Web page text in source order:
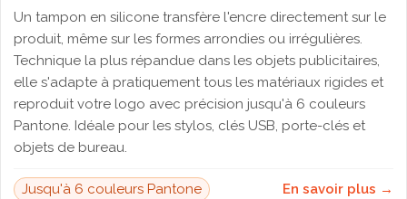
Un tampon en silicone transfère l'encre directement sur le
produit, même sur les formes arrondies ou irrégulières.
Technique la plus répandue dans les objets publicitaires,
elle s'adapte à pratiquement tous les matériaux rigides et
reproduit votre logo avec précision jusqu'à 6 couleurs
Pantone. Idéale pour les stylos, clés USB, porte-clés et
objets de bureau.
Jusqu'à 6 couleurs Pantone En savoir plus →